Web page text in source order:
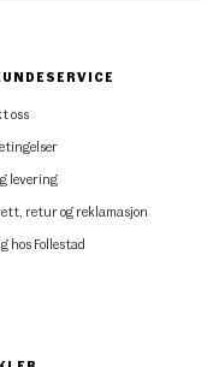
oss
levering
retur og reklamasjon
hos Follestad